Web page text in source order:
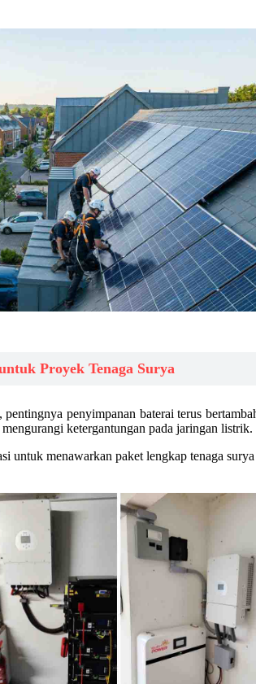
Proyek Tenaga Surya
penyimpanan baterai terus
ketergantungan pada jaringan listrik.
untuk menawarkan paket lengkap tenaga